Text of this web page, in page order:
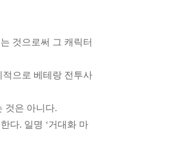
것으로써 그 캐릭터
으로 베테랑 전투사
것은 아니다.
다. 일명 ‘거대화 마